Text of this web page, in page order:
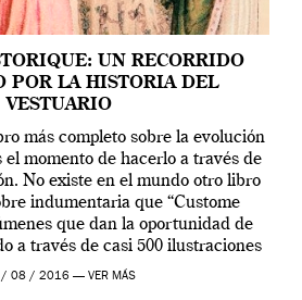
UN RECORRIDO
POR LA HISTORIA DEL
VESTUARIO
más completo sobre la evolución
el momento de hacerlo a través de
No existe en el mundo otro libro
indumentaria que “Custome
que dan la oportunidad de
a través de casi 500 ilustraciones
de […]
/ 08 / 2016 — VER MÁS